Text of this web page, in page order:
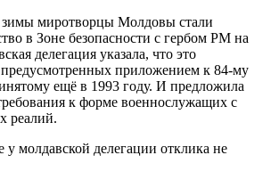
миротворцы Молдовы стали
в Зоне безопасности с гербом РМ на
делегация указала, что это
приложением к 84-му
ещё в 1993 году. И предложила
к форме военнослужащих с
реалий.
молдавской делегации отклика не